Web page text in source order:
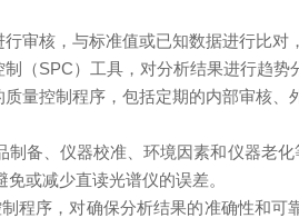
核，与标准值或已知数据进行比对
SPC）工具，对分析结果进行趋势
控制程序，包括定期的内部审核、
、仪器校准、环境因素和仪器老化
或减少直读光谱仪的误差。
序，对确保分析结果的准确性和可